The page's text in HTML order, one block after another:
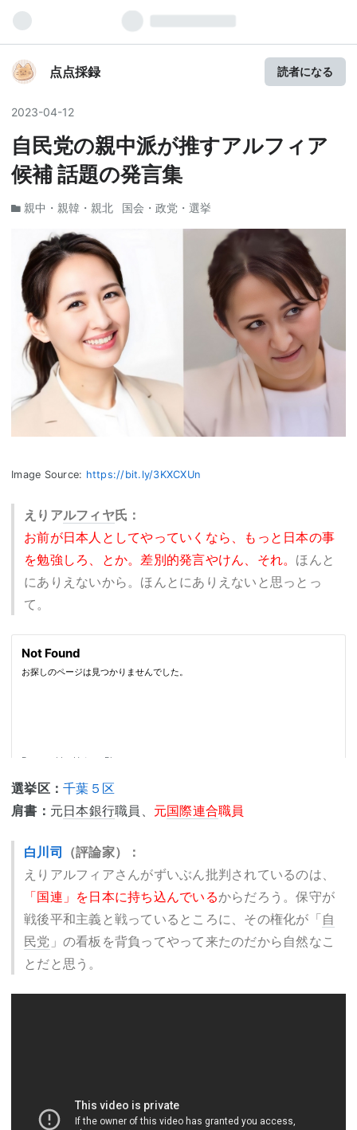
点点採録 読者になる
2023-04-12
自民党の親中派が推すアルフィア
候補 話題の発言集
親中・親韓・親北 国会・政党・選挙
Image Source: https://bit.ly/3KXCXUn
えりアルフィヤ氏：
お前が日本人としてやっていくなら、もっと日本の事
を勉強しろ、とか。差別的発言やけん、それ。 ほんと
にありえないから。ほんとにありえないと思っとっ
て。
選挙区： 千葉５区
肩書： 元日本銀行職員、 元国際連合職員
白川司 （評論家）：
えりアルフィアさんがずいぶん批判されているのは、
「国連」を日本に持ち込んでいるからだろう。保守が
戦後平和主義と戦っているところに、その権化が「自
民党 」の看板を背負ってやって来たのだから自然なこ
とだと思う。